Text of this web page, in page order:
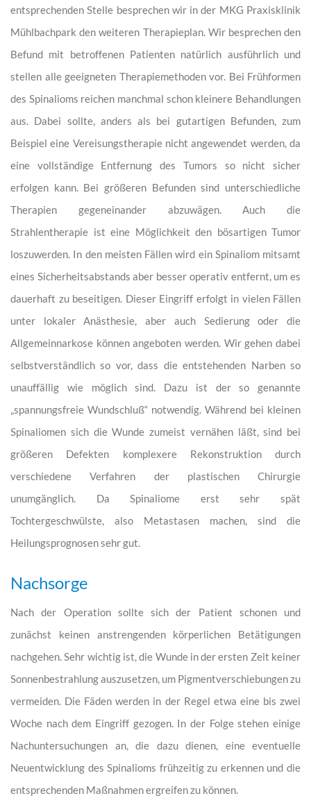
entsprechenden Stelle besprechen wir in der MKG Praxisklinik
Mühlbachpark den weiteren Therapieplan. Wir besprechen den
Befund mit betroffenen Patienten natürlich ausführlich und
stellen alle geeigneten Therapiemethoden vor. Bei Frühformen
des Spinalioms reichen manchmal schon kleinere Behandlungen
aus. Dabei sollte, anders als bei gutartigen Befunden, zum
Beispiel eine Vereisungstherapie nicht angewendet werden, da
eine vollständige Entfernung des Tumors so nicht sicher
erfolgen kann. Bei größeren Befunden sind unterschiedliche
Therapien gegeneinander abzuwägen. Auch die
Strahlentherapie ist eine Möglichkeit den bösartigen Tumor
loszuwerden. In den meisten Fällen wird ein Spinaliom mitsamt
eines Sicherheitsabstands aber besser operativ entfernt, um es
dauerhaft zu beseitigen. Dieser Eingriff erfolgt in vielen Fällen
unter lokaler Anästhesie, aber auch Sedierung oder die
Allgemeinnarkose können angeboten werden. Wir gehen dabei
selbstverständlich so vor, dass die entstehenden Narben so
unauffällig wie möglich sind. Dazu ist der so genannte
„spannungsfreie Wundschluß“ notwendig. Während bei kleinen
Spinaliomen sich die Wunde zumeist vernähen läßt, sind bei
größeren Defekten komplexere Rekonstruktion durch
verschiedene Verfahren der plastischen Chirurgie
unumgänglich. Da Spinaliome erst sehr spät
Tochtergeschwülste, also Metastasen machen, sind die
Heilungsprognosen sehr gut.
Nachsorge
Nach der Operation sollte sich der Patient schonen und
zunächst keinen anstrengenden körperlichen Betätigungen
nachgehen. Sehr wichtig ist, die Wunde in der ersten Zeit keiner
Sonnenbestrahlung auszusetzen, um Pigmentverschiebungen zu
vermeiden. Die Fäden werden in der Regel etwa eine bis zwei
Woche nach dem Eingriff gezogen. In der Folge stehen einige
Nachuntersuchungen an, die dazu dienen, eine eventuelle
Neuentwicklung des Spinalioms frühzeitig zu erkennen und die
entsprechenden Maßnahmen ergreifen zu können.